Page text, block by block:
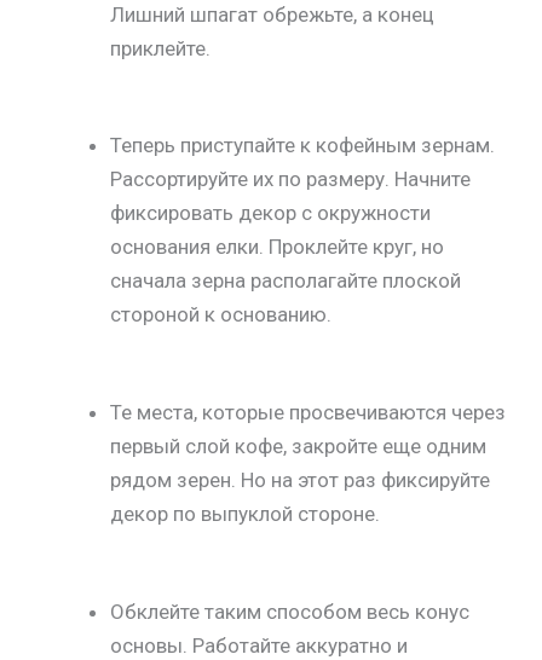
Лишний шпагат обрежьте, а конец
приклейте.
Теперь приступайте к кофейным зернам.
Рассортируйте их по размеру. Начните
фиксировать декор с окружности
основания елки. Проклейте круг, но
сначала зерна располагайте плоской
стороной к основанию.
Те места, которые просвечиваются через
первый слой кофе, закройте еще одним
рядом зерен. Но на этот раз фиксируйте
декор по выпуклой стороне.
Обклейте таким способом весь конус
основы. Работайте аккуратно и